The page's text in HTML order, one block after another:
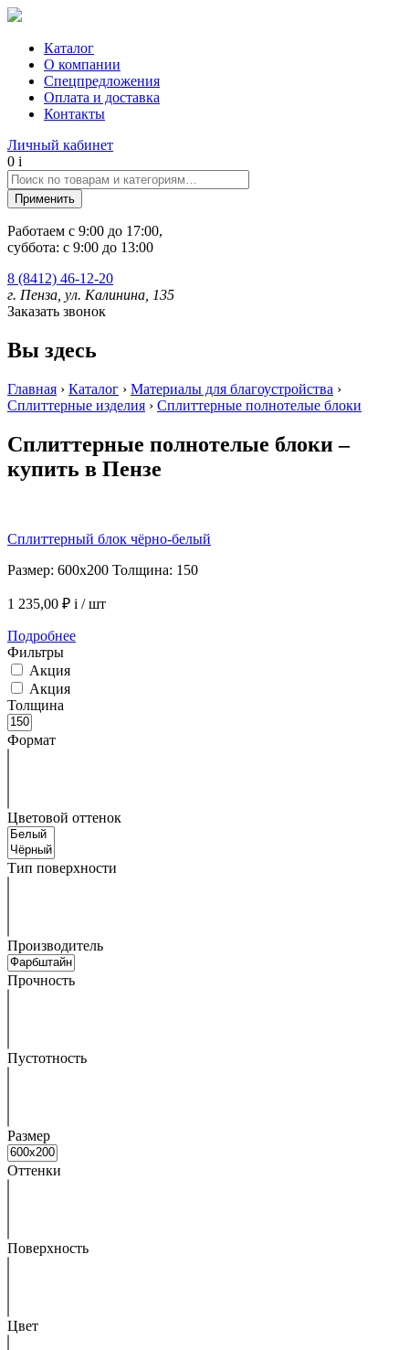
Каталог
О компании
Спецпредложения
Оплата и доставка
Контакты
Личный кабинет
0 i
Работаем c 9:00 до 17:00,
суббота: с 9:00 до 13:00
8 (8412) 46-12-20
г. Пенза, ул. Калинина, 135
Заказать звонок
Вы здесь
Главная › Каталог › Материалы для благоустройства ›
Сплиттерные изделия › Сплиттерные полнотелые блоки
Сплиттерные полнотелые блоки –
купить в Пензе
Сплиттерный блок чёрно-белый
Размер: 600х200 Толщина: 150
1 235,00 ₽ i / шт
Подробнее
Фильтры
Акция
Акция
Толщина
Формат
Цветовой оттенок
Тип поверхности
Производитель
Прочность
Пустотность
Размер
Оттенки
Поверхность
Цвет